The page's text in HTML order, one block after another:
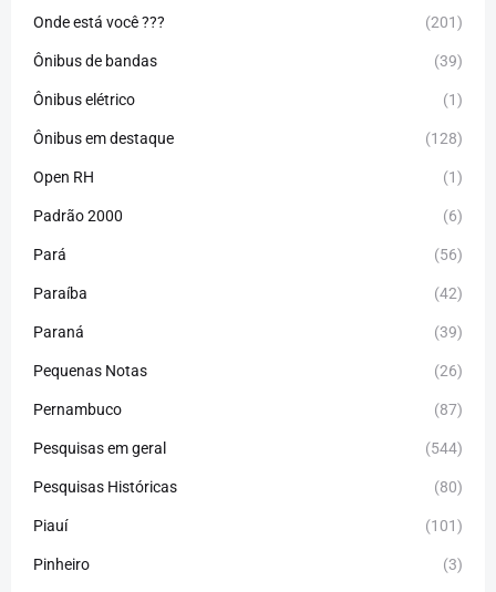
Onde está você ??? (201)
Ônibus de bandas (39)
Ônibus elétrico (1)
Ônibus em destaque (128)
Open RH (1)
Padrão 2000 (6)
Pará (56)
Paraíba (42)
Paraná (39)
Pequenas Notas (26)
Pernambuco (87)
Pesquisas em geral (544)
Pesquisas Históricas (80)
Piauí (101)
Pinheiro (3)